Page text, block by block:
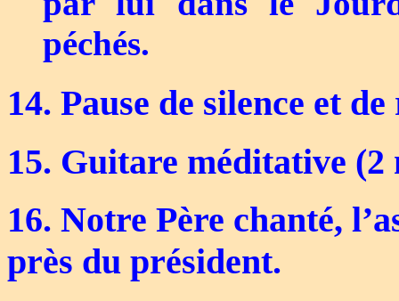
péchés.
14. Pause de silence et
15. Guitare méditative (2
16. Notre Père chanté,
près du président.